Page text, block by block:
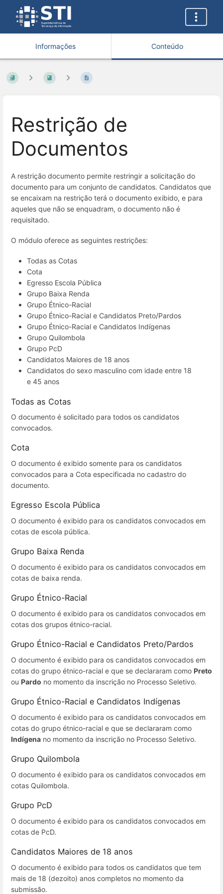
Informações Conteúdo
Restrição de
Documentos
A restrição documento permite restringir a solicitação do
documento para um conjunto de candidatos. Candidatos que
se encaixam na restrição terá o documento exibido, e para
aqueles que não se enquadram, o documento não é
requisitado.
O módulo oferece as seguintes restrições:
Todas as Cotas
Cota
Egresso Escola Pública
Grupo Baixa Renda
Grupo Étnico-Racial
Grupo Étnico-Racial e Candidatos Preto/Pardos
Grupo Étnico-Racial e Candidatos Indígenas
Grupo Quilombola
Grupo PcD
Candidatos Maiores de 18 anos
Candidatos do sexo masculino com idade entre 18
e 45 anos
Todas as Cotas
O documento é solicitado para todos os candidatos
convocados.
Cota
O documento é exibido somente para os candidatos
convocados para a Cota especificada no cadastro do
documento.
Egresso Escola Pública
O documento é exibido para os candidatos convocados em
cotas de escola pública.
Grupo Baixa Renda
O documento é exibido para os candidatos convocados em
cotas de baixa renda.
Grupo Étnico-Racial
O documento é exibido para os candidatos convocados em
cotas dos grupos étnico-racial.
Grupo Étnico-Racial e Candidatos Preto/Pardos
O documento é exibido para os candidatos convocados em
cotas do grupo étnico-racial e que se declararam como Preto
ou Pardo no momento da inscrição no Processo Seletivo.
Grupo Étnico-Racial e Candidatos Indígenas
O documento é exibido para os candidatos convocados em
cotas do grupo étnico-racial e que se declararam como
Indígena no momento da inscrição no Processo Seletivo.
Grupo Quilombola
O documento é exibido para os candidatos convocados em
cotas Quilombola.
Grupo PcD
O documento é exibido para os candidatos convocados em
cotas de PcD.
Candidatos Maiores de 18 anos
O documento é exibido para todos os candidatos que tem
mais de 18 (dezoito) anos completos no momento da
submissão.